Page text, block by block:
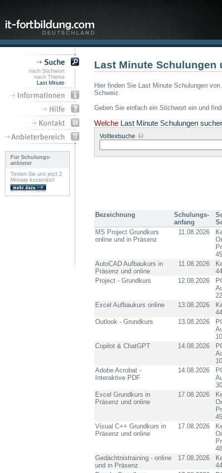
nach Stichwort
nach Thema
Last Minute
Für Schulungs-
anbieter
Testen Sie uns jetzt 2
Monate kostenlos!
Last Minute Schulungen
Hier finden Sie Last Minute Schulungen
Schweiz.
Geben Sie einfach ein Stichwort ein und
Welche Last Minute Schulungen
Volltextsuche
Bezeichnung
Schulungs-
anfang
MS Project Grundkurs
online und in Präsenz
11.08.2026
AutoCAD Aufbaukurs in
Präsenz und online
11.08.2026
Project - Grundkurs
12.08.2026
Excel Aufbaukurs online
13.08.2026
Outlook - Grundkurs
13.08.2026
Copilot & ChatGPT
14.08.2026
Adobe Acrobat -
Interaktive PDF
14.08.2026
Excel Grundkurs in
Präsenz und online
17.08.2026
Visual C++ Grundkurs in
Präsenz und online
17.08.2026
Gedächtnistraining - online
und in Präsenz
17.08.2026